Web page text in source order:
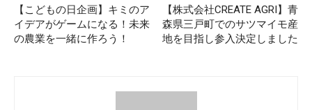
【こどもの日企画】キミのア
イデアがゲームになる！未来
の農業を一緒に作ろう！
【株式会社CREATE AGRI】青
森県三戸町でのサツマイモ産
地を目指し参入決定しました